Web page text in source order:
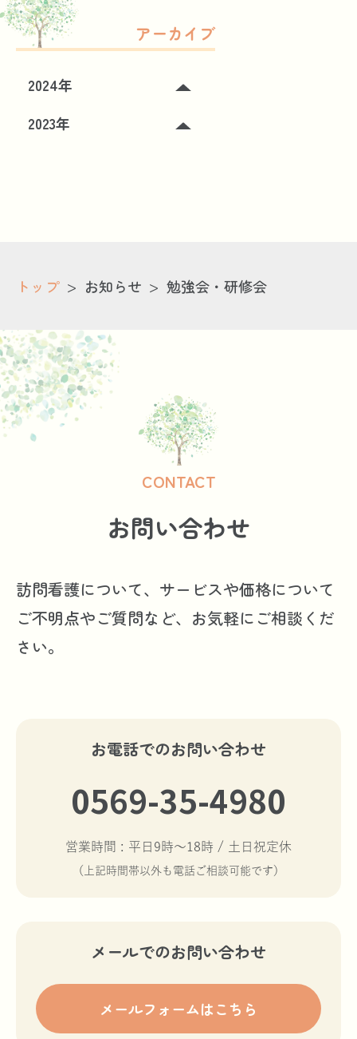
アーカイブ
2024年
2023年
トップ > お知らせ > 勉強会・研修会
CONTACT
お問い合わせ
訪問看護について、サービスや価格について
ご不明点やご質問など、お気軽にご相談くだ
さい。
お電話でのお問い合わせ
0569-35-4980
営業時間 : 平日9時〜18時 / 土日祝定休
（上記時間帯以外も電話ご相談可能です）
メールでのお問い合わせ
メールフォームはこちら